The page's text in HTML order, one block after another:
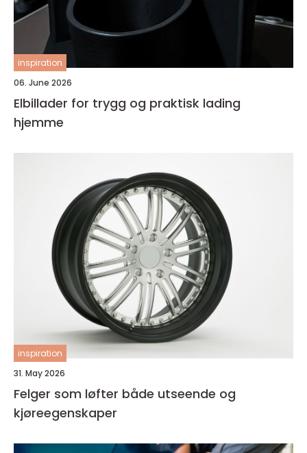
inspiration
06. June 2026
Elbillader for trygg og praktisk lading
hjemme
inspiration
31. May 2026
Felger som løfter både utseende og
kjøreegenskaper